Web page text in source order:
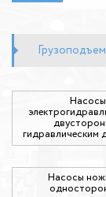
Насосы
гидравлическим
Насосы